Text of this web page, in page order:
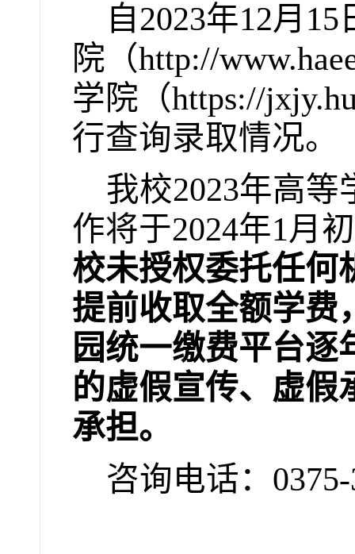
自2023年12月 15
院（http://
学院（https://
行查询录取情况。
我校2023年高等
作将于2024年1月
校未授权委托任何
提前收取全额学费
园统一缴费平台
的虚假宣传、虚假
承担。
咨询电话：